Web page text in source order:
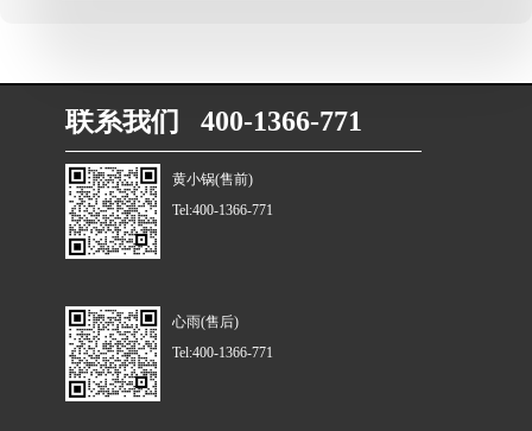
联系我们 400-1366-771
黄小锅(售前)
Tel:400-1366-771
心雨(售后)
Tel:400-1366-771